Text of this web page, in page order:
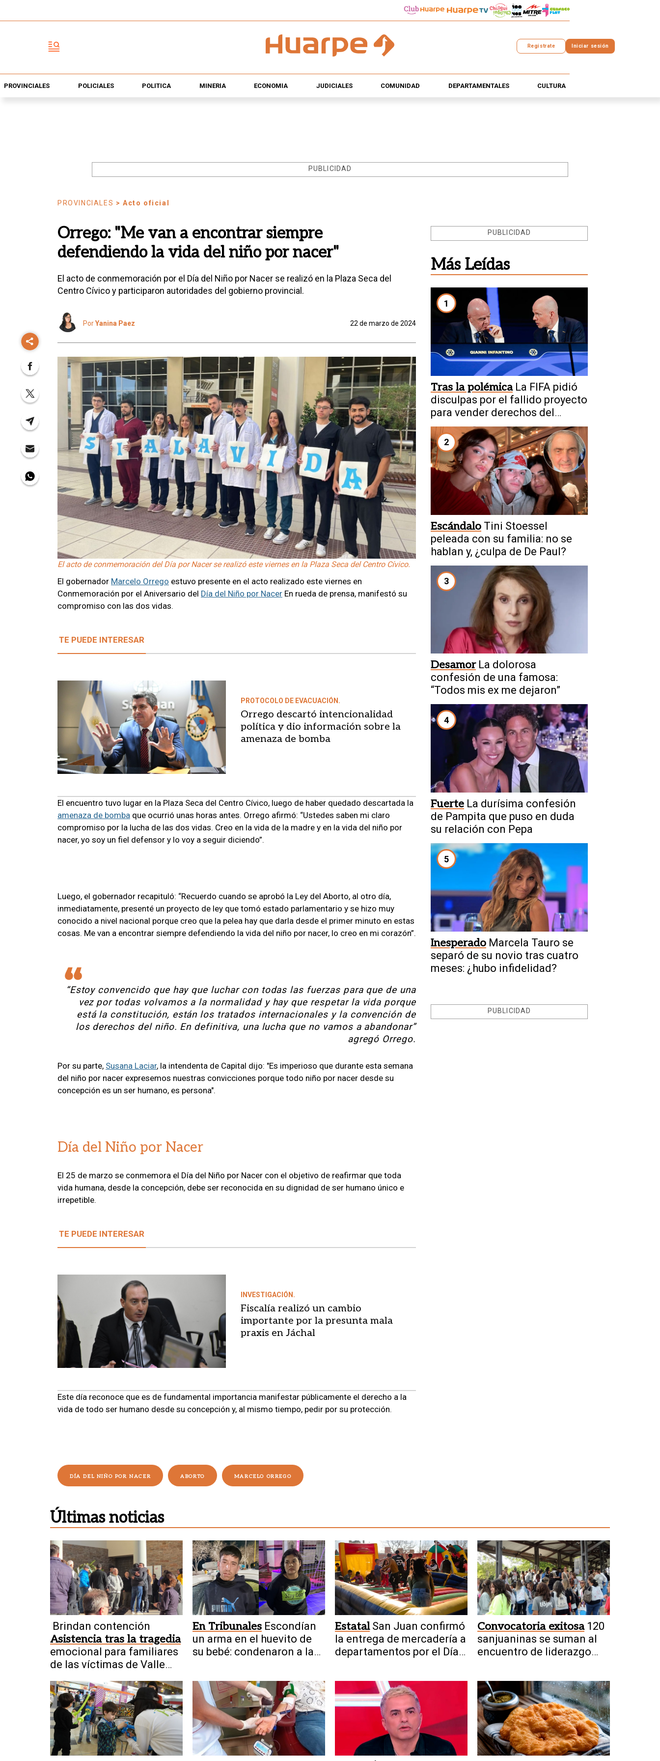
Registrate Iniciar sesión
PROVINCIALES POLICIALES POLÍTICA MINERÍA ECONOMÍA JUDICIALES COMUNIDAD DEPARTAMENTALES CULTURA
PUBLICIDAD
PROVINCIALES > Acto oficial
Orrego: "Me van a encontrar siempre
defendiendo la vida del niño por nacer"
El acto de conmemoración por el Día del Niño por Nacer se realizó en la Plaza Seca del
Centro Cívico y participaron autoridades del gobierno provincial.
PorYanina Paez 22 de marzo de 2024
El acto de conmemoración del Día por Nacer se realizó este viernes en la Plaza Seca del Centro Cívico.
El gobernador Marcelo Orrego estuvo presente en el acto realizado este viernes en
Conmemoración por el Aniversario del Día del Niño por Nacer En rueda de prensa, manifestó su
compromiso con las dos vidas.
TE PUEDE INTERESAR
PROTOCOLO DE EVACUACIÓN.
Orrego descartó intencionalidad
política y dio información sobre la
amenaza de bomba
El encuentro tuvo lugar en la Plaza Seca del Centro Cívico, luego de haber quedado descartada la
amenaza de bomba que ocurrió unas horas antes. Orrego afirmó: “Ustedes saben mi claro
compromiso por la lucha de las dos vidas. Creo en la vida de la madre y en la vida del niño por
nacer, yo soy un fiel defensor y lo voy a seguir diciendo”.
Luego, el gobernador recapituló: “Recuerdo cuando se aprobó la Ley del Aborto, al otro día,
inmediatamente, presenté un proyecto de ley que tomó estado parlamentario y se hizo muy
conocido a nivel nacional porque creo que la pelea hay que darla desde el primer minuto en estas
cosas. Me van a encontrar siempre defendiendo la vida del niño por nacer, lo creo en mi corazón”.
“Estoy convencido que hay que luchar con todas las fuerzas para que de una
vez por todas volvamos a la normalidad y hay que respetar la vida porque
está la constitución, están los tratados internacionales y la convención de
los derechos del niño. En definitiva, una lucha que no vamos a abandonar”
agregó Orrego.
Por su parte, Susana Laciar, la intendenta de Capital dijo: "Es imperioso que durante esta semana
del niño por nacer expresemos nuestras convicciones porque todo niño por nacer desde su
concepción es un ser humano, es persona".
Día del Niño por Nacer
El 25 de marzo se conmemora el Día del Niño por Nacer con el objetivo de reafirmar que toda
vida humana, desde la concepción, debe ser reconocida en su dignidad de ser humano único e
irrepetible.
TE PUEDE INTERESAR
INVESTIGACIÓN.
Fiscalía realizó un cambio
importante por la presunta mala
praxis en Jáchal
Este día reconoce que es de fundamental importancia manifestar públicamente el derecho a la
vida de todo ser humano desde su concepción y, al mismo tiempo, pedir por su protección.
DÍA DEL NIÑO POR NACER ABORTO MARCELO ORREGO
PUBLICIDAD
Más Leídas
1
Tras la polémica La FIFA pidió
disculpas por el fallido proyecto
para vender derechos del
Mundial
2
Escándalo Tini Stoessel
peleada con su familia: no se
hablan y, ¿culpa de De Paul?
3
Desamor La dolorosa
confesión de una famosa:
“Todos mis ex me dejaron”
4
Fuerte La durísima confesión
de Pampita que puso en duda
su relación con Pepa
5
Inesperado Marcela Tauro se
separó de su novio tras cuatro
meses: ¿hubo infidelidad?
PUBLICIDAD
Últimas noticias
Asistencia tras la tragedia
Brindan contención
emocional para familiares
de las víctimas de Valle
En Tribunales Escondían
un arma en el huevito de
su bebé: condenaron a la
Estatal San Juan confirmó
la entrega de mercadería a
departamentos por el Día
Convocatoria exitosa 120
sanjuaninas se suman al
encuentro de liderazgo